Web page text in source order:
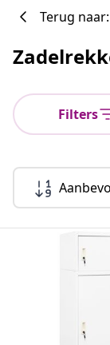
Terug
Filters